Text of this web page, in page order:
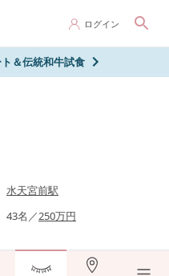
ログイン
ト＆伝統和牛試食
水天宮前駅
43名 ／250万円